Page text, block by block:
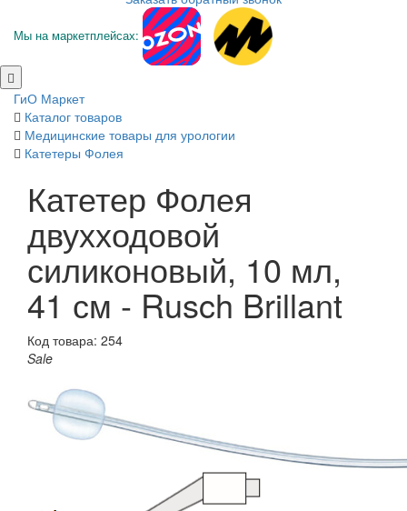
Мы на маркетплейсах:
ГиО Маркет
Каталог товаров
Медицинские товары для урологии
Катетеры Фолея
Катетер Фолея
двухходовой
силиконовый, 10 мл,
41 см - Rusch Brillant
Код товара: 254
Sale